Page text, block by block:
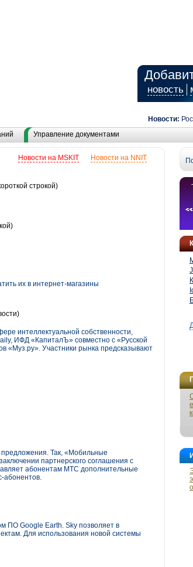
новость
Новости:
Управление документами
Новости на NNIT
Новости на MSKIT
строкой)
их в интернет-магазины
интеллектуальной собственности,
ИФД «КапиталЪ» совместно с «Русской
«Муз.ру». Участники рынка предсказывают
предложения. Так, «Мобильные
партнерского соглашения с
абонентам МТС дополнительные
абонентов.
ПО Google Earth. Sky позволяет в
Для использования новой системы